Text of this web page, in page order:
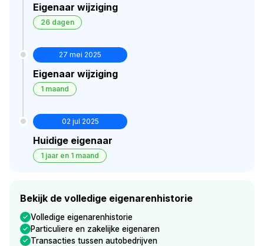
Eigenaar wijziging
26 dagen
27 mei 2025
Eigenaar wijziging
1 maand
02 jul 2025
Huidige eigenaar
1 jaar en 1 maand
Bekijk de volledige eigenarenhistorie
Volledige eigenarenhistorie
Particuliere en zakelijke eigenaren
Transacties tussen autobedrijven